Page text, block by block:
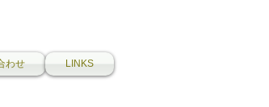
わせ LINKS